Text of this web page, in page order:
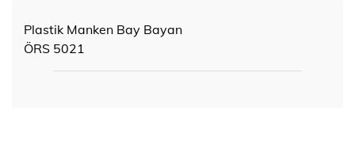
Plastik Manken Bay Bayan
ÖRS 5021